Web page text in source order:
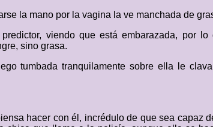
la mano por la vagina la ve manchada de
viendo que está embarazada, por
sino grasa.
tumbada tranquilamente sobre ella le
hacer con él, incrédulo de que sea capaz